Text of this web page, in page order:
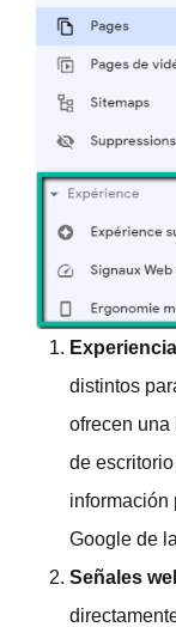
distintos
ofrecen
de
información
Google de
Señales